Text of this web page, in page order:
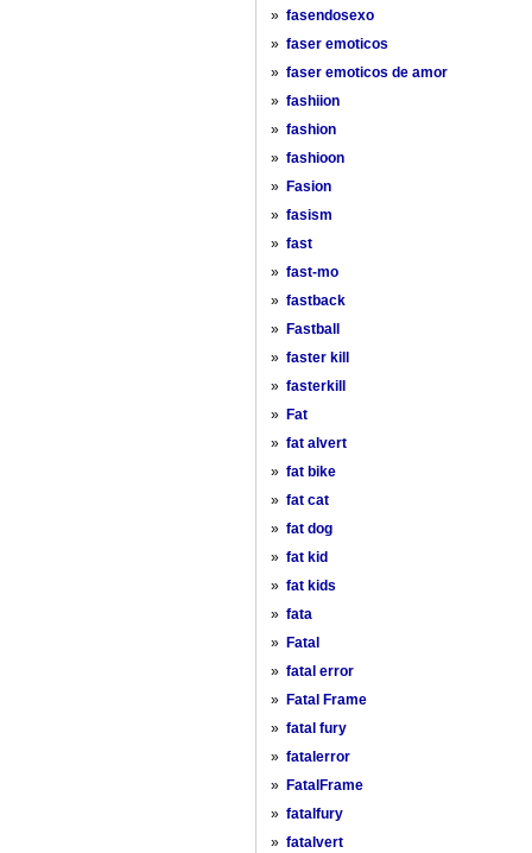
» fasendosexo
» faser emoticos
» faser emoticos de amor
» fashiion
» fashion
» fashioon
» Fasion
» fasism
» fast
» fast-mo
» fastback
» Fastball
» faster kill
» fasterkill
» Fat
» fat alvert
» fat bike
» fat cat
» fat dog
» fat kid
» fat kids
» fata
» Fatal
» fatal error
» Fatal Frame
» fatal fury
» fatalerror
» FatalFrame
» fatalfury
» fatalvert